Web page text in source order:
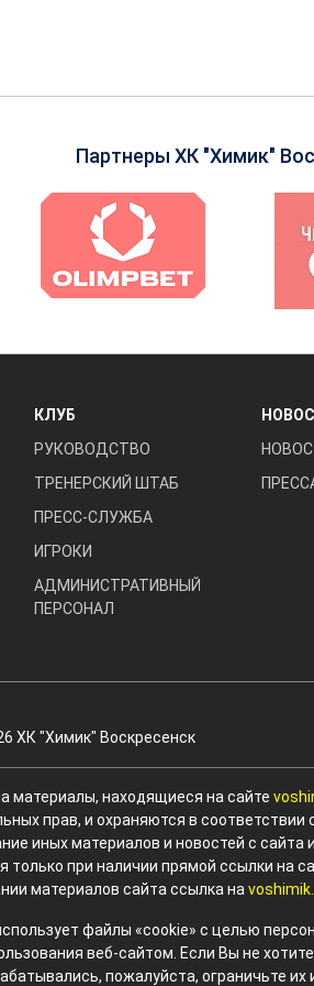
Партнеры ХК "Химик"
КЛУБ
РУКОВОДСТВО
ТРЕНЕРСКИЙ ШТАБ
ПРЕСС-СЛУЖБА
ИГРОКИ
АДМИНИСТРАТИВНЫЙ
ПЕРСОНАЛ
ХК "Химик" Воскресенск
материалы, находящиеся на сайте
прав, и охраняются в соответствии
иных материалов и новостей с сайта
только при наличии прямой ссылки на
материалов сайта ссылка на
файлы «cookie» с целью
веб-сайтом. Если Вы не
пожалуйста, ограничьте их